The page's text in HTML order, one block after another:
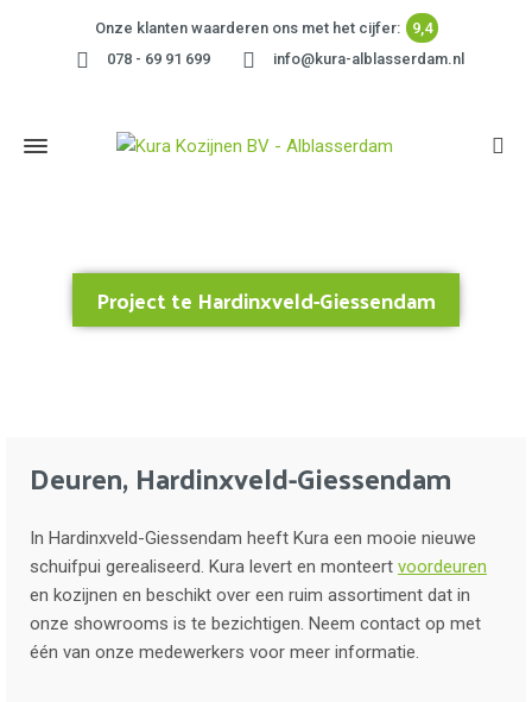
Onze klanten waarderen ons met het cijfer:
9,4
078 - 69 91 699
info@kura-alblasserdam.nl
Project te Hardinxveld-Giessendam
Deuren, Hardinxveld-Giessendam
In Hardinxveld-Giessendam heeft Kura een mooie nieuwe
schuifpui gerealiseerd. Kura levert en monteert voordeuren
en kozijnen en beschikt over een ruim assortiment dat in
onze showrooms is te bezichtigen. Neem contact op met
één van onze medewerkers voor meer informatie.